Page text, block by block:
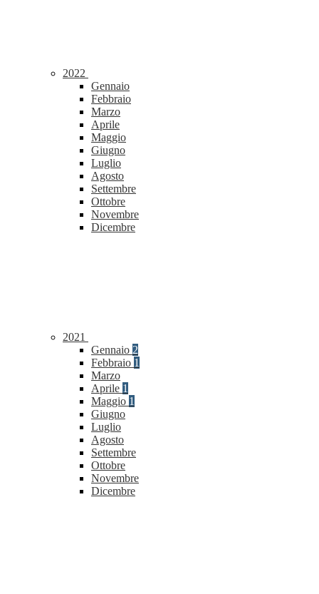
2022
Gennaio
Febbraio
Marzo
Aprile
Maggio
Giugno
Luglio
Agosto
Settembre
Ottobre
Novembre
Dicembre
2021
Gennaio 2
Febbraio 1
Marzo
Aprile 1
Maggio 1
Giugno
Luglio
Agosto
Settembre
Ottobre
Novembre
Dicembre